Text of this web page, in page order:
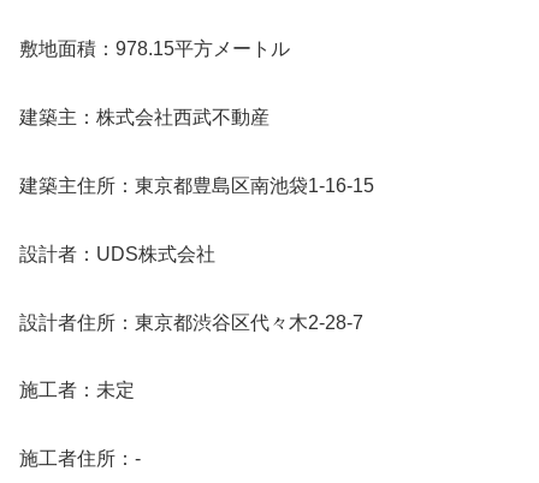
敷地面積：978.15平方メートル
建築主：株式会社西武不動産
建築主住所：東京都豊島区南池袋1-16-15
設計者：UDS株式会社
設計者住所：東京都渋谷区代々木2-28-7
施工者：未定
施工者住所：-